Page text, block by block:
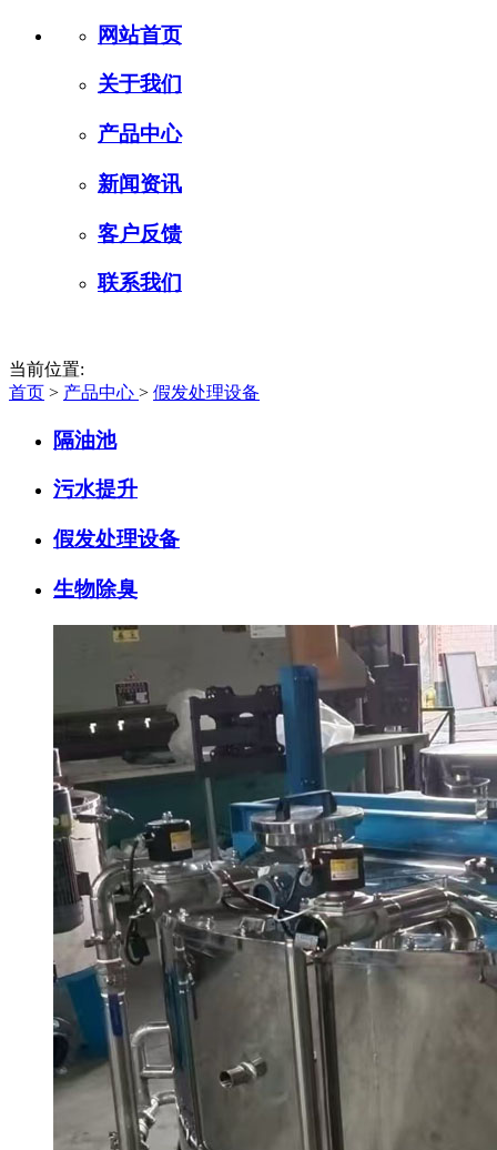
网站首页
关于我们
产品中心
新闻资讯
客户反馈
联系我们
当前位置:
首页 > 产品中心 > 假发处理设备
隔油池
污水提升
假发处理设备
生物除臭